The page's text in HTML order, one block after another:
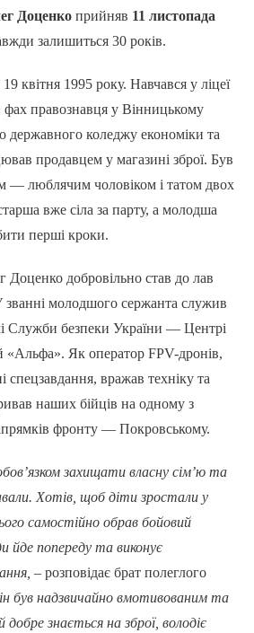
Доценко прийняв 11 листопада
залишиться 30 років.
квітня 1995 року. Навчався у ліцеї
правознавця у Вінницькому
державного коледжу економіки та
продавцем у магазині зброї. Був
— люблячим чоловіком і татом двох
вже сіла за парту, а молодша
перші кроки.
Доценко добровільно став до лав
званні молодшого сержанта служив
Служби безпеки України — Центрі
«Альфа». Як оператор FPV-дронів,
спецзавдання, вражав техніку та
наших бійців на одному з
фронту — Покровському.
захищати власну сім’ю та
Хотів, щоб діти зростали у
самостійно обрав бойовий
йде попереду та виконує
– розповідає брат полеглого
був надзвичайно вмотивованим та
добре знається на зброї, володіє